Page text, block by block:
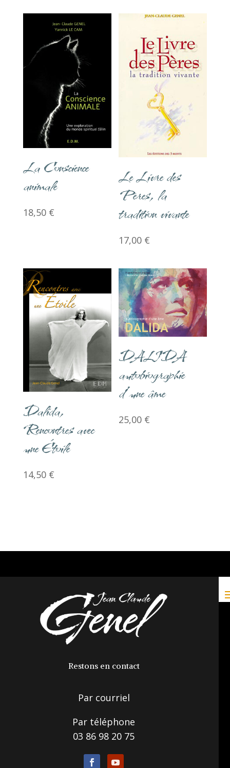
La Conscience
animale
18,50 €
Le Livre des
Pères, la
tradition vivante
17,00 €
Dalida,
Rencontres avec
une Étoile
14,50 €
DALIDA
autobiographie
d’une âme
25,00 €
Restons en contact
Par courriel
Par téléphone
03 86 98 20 75